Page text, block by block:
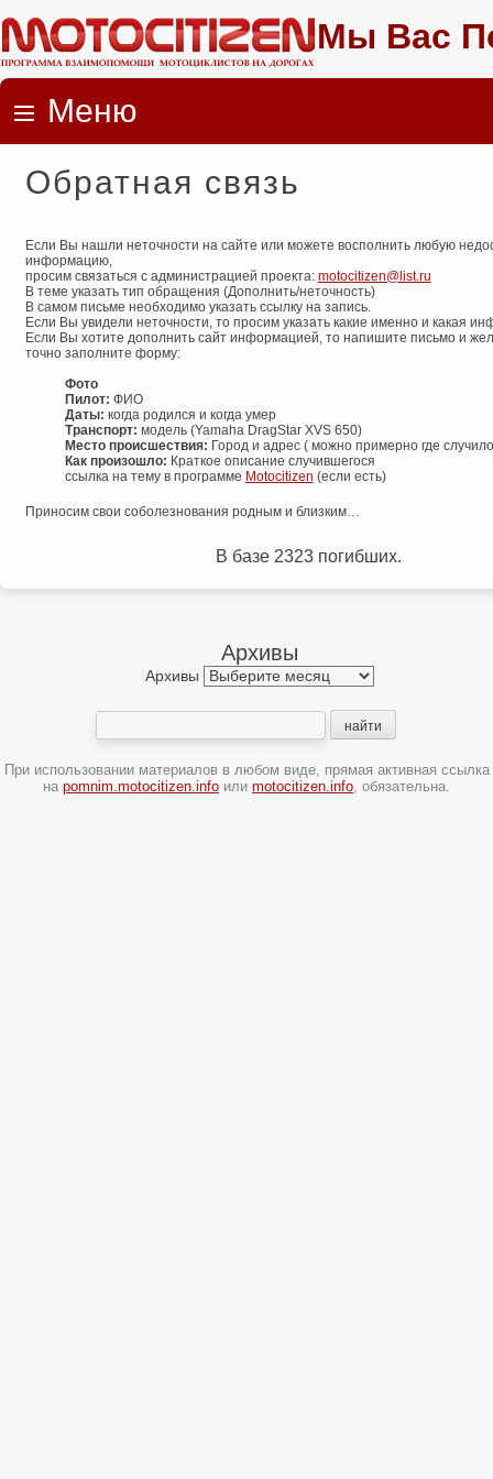
Мы Вас
Меню
Обратная связь
Если Вы нашли неточности на сайте или можете восполнить любую
информацию,
просим связаться с администрацией проекта: motocitizen@list.ru
В теме указать тип обращения (Дополнить/неточность)
В самом письме необходимо указать ссылку на запись.
Если Вы увидели неточности, то просим указать какие именно и какая
Если Вы хотите дополнить сайт информацией, то напишите письмо и
точно заполните форму:
Фото
Пилот: ФИО
Даты: когда родился и когда умер
Транспорт: модель (Yamaha DragStar XVS 650)
Место происшествия: Город и адрес ( можно примерно где
Как произошло: Краткое описание случившегося
ссылка на тему в программе Motocitizen (если есть)
Приносим свои соболезнования родным и близким…
В базе 2323 погибших.
Архивы
Архивы
При использовании материалов в любом виде, прямая активная ссылка
на pomnim.motocitizen.info или motocitizen.info , обязательна.